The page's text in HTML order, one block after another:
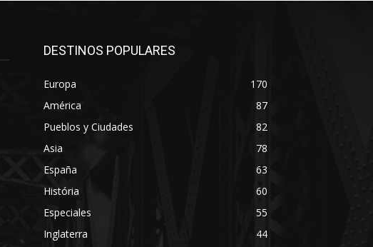
DESTINOS POPULARES
Europa
170
América
87
Pueblos y Ciudades
82
Asia
78
España
63
História
60
Especiales
55
Inglaterra
44